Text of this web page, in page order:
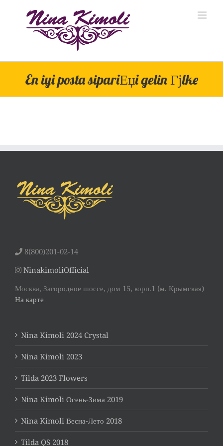
En iyi posta sipariЕџi gelin Гјlke
8(800)201-02-14
NinakimoliOfficial
Москва, Загородное шоссе, дом 15, корп.1 (м. Крымская)
На карте
Nina Kimoli 2024 Crystal
Nina Kimoli 2023
Tilda 2023 Flowers
Nina Kimoli Осень-Зима 2019
Nina Kimoli Весна-Лето 2018
Tilda QS 2018